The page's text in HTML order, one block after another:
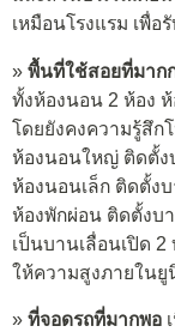
เหมือนโรงแรม เพื่
» พื้นที่ใช้สอยที่มาก
ทั้งห้องนอน 2 ห้อง ห้
โดยยังคงความรู้สึก
ห้องนอนใหญ่ ติดตั้ง
ห้องนอนเล็ก ติดตั้ง
ห้องพักผ่อน ติดตั้งบ
เป็นบานเลื่อนเปิด 2
ให้ความสูงภายในยู
» ที่จอดรถที่มากพอ